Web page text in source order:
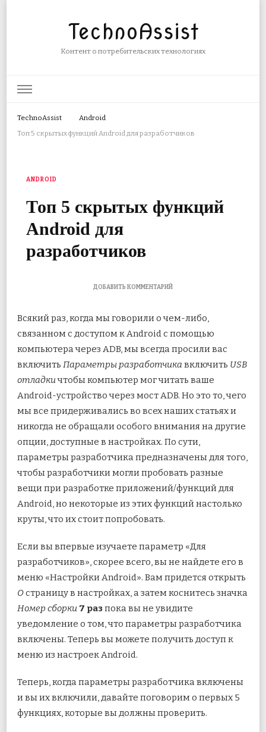
TechnoAssist
Контент о потребительских технологиях
TechnoAssist
Android
Топ 5 скрытых функций Android для разработчиков
ANDROID
Топ 5 скрытых функций
Android для
разработчиков
ДОБАВИТЬ КОММЕНТАРИЙК
5
ФУНКЦИЙ
ANDROID
РАЗРАБОТЧИКОВ
Всякий раз, когда мы говорили о чем-либо,
связанном с доступом к Android с помощью
компьютера через ADB, мы всегда просили вас
включить Параметры разработчика включить USB
отладкичтобы компьютер мог читать ваше
Android-устройство через мост ADB. Но это то, чего
мы все придерживались во всех наших статьях и
никогда не обращали особого внимания на другие
опции, доступные в настройках. По сути,
параметры разработчика предназначены для того,
чтобы разработчики могли пробовать разные
вещи при разработке приложений/функций для
Android, но некоторые из этих функций настолько
круты, что их стоит попробовать.
Если вы впервые изучаете параметр «Для
разработчиков», скорее всего, вы не найдете его в
меню «Настройки Android». Вам придется открыть
Остраницу в настройках, а затем коснитесь значка
Номер сборки 7 разпока вы не увидите
уведомление о том, что параметры разработчика
включены. Теперь вы можете получить доступ к
меню из настроек Android.
Теперь, когда параметры разработчика включены
и вы их включили, давайте поговорим о первых 5
функциях, которые вы должны проверить.